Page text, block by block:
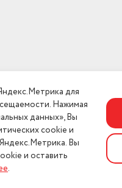
для
Нажимая
данных», Вы
cookie и
Вы
и оставить
.